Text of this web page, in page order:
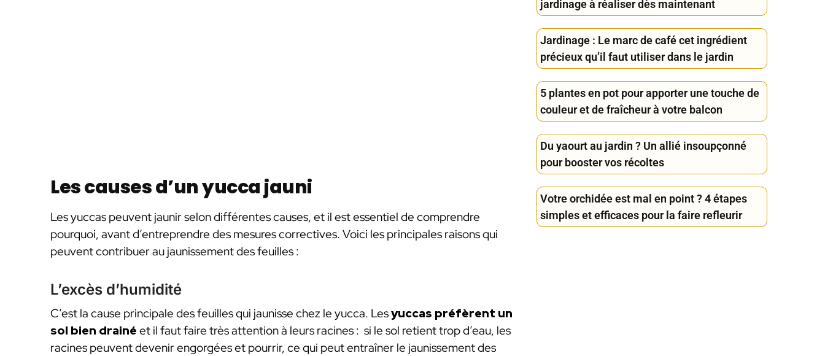
Les causes d’un yucca jauni
Les yuccas peuvent jaunir selon différentes causes, et il est essentiel de comprendre
pourquoi, avant d’entreprendre des mesures correctives. Voici les principales raisons qui
peuvent contribuer au jaunissement des feuilles :
L’excès d’humidité
C’est la cause principale des feuilles qui jaunisse chez le yucca. Lesyuccas préfèrent un
sol bien drainé et il faut faire très attention à leurs racines : si le sol retient trop d’eau, les
racines peuvent devenir engorgées et pourrir, ce qui peut entraîner le jaunissement des
jardinage à réaliser dès maintenant
Jardinage : Le marc de café cet ingrédient
précieux qu’il faut utiliser dans le jardin
5 plantes en pot pour apporter une touche de
couleur et de fraîcheur à votre balcon
Du yaourt au jardin ? Un allié insoupçonné
pour booster vos récoltes
Votre orchidée est mal en point ? 4 étapes
simples et efficaces pour la faire refleurir